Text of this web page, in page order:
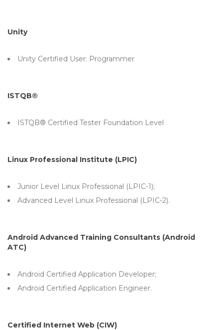
Unity
Unity Certified User: Programmer
ISTQB®
ISTQB® Certified Tester Foundation Level
Linux Professional Institute (LPIC)
Junior Level Linux Professional (LPIC-1);
Advanced Level Linux Professional (LPIC-2).
Android Advanced Training Consultants (Android
ATC)
Android Certified Application Developer;
Android Certified Application Engineer.
Certified Internet Web (CIW)